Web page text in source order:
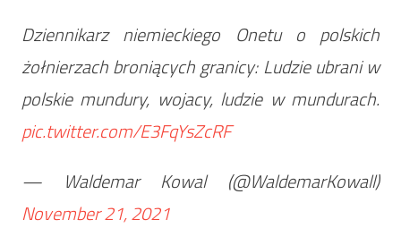
Dziennikarz niemieckiego Onetu o polskich
żołnierzach broniących granicy: Ludzie ubrani w
polskie mundury, wojacy, ludzie w mundurach.
pic.twitter.com/E3FqYsZcRF
— Waldemar Kowal (@WaldemarKowall)
November 21, 2021